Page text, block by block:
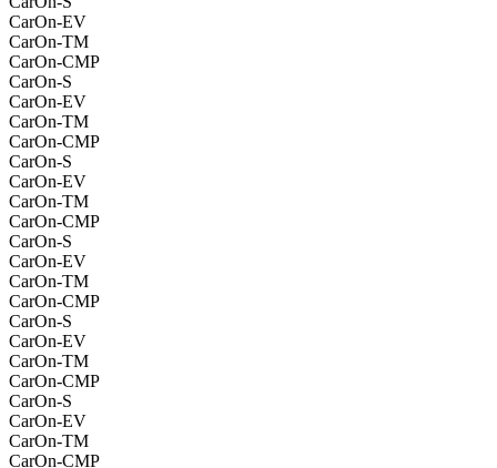
CarOn-EV
CarOn-TM
CarOn-CMP
CarOn-S
CarOn-EV
CarOn-TM
CarOn-CMP
CarOn-S
CarOn-EV
CarOn-TM
CarOn-CMP
CarOn-S
CarOn-EV
CarOn-TM
CarOn-CMP
CarOn-S
CarOn-EV
CarOn-TM
CarOn-CMP
CarOn-S
CarOn-EV
CarOn-TM
CarOn-CMP